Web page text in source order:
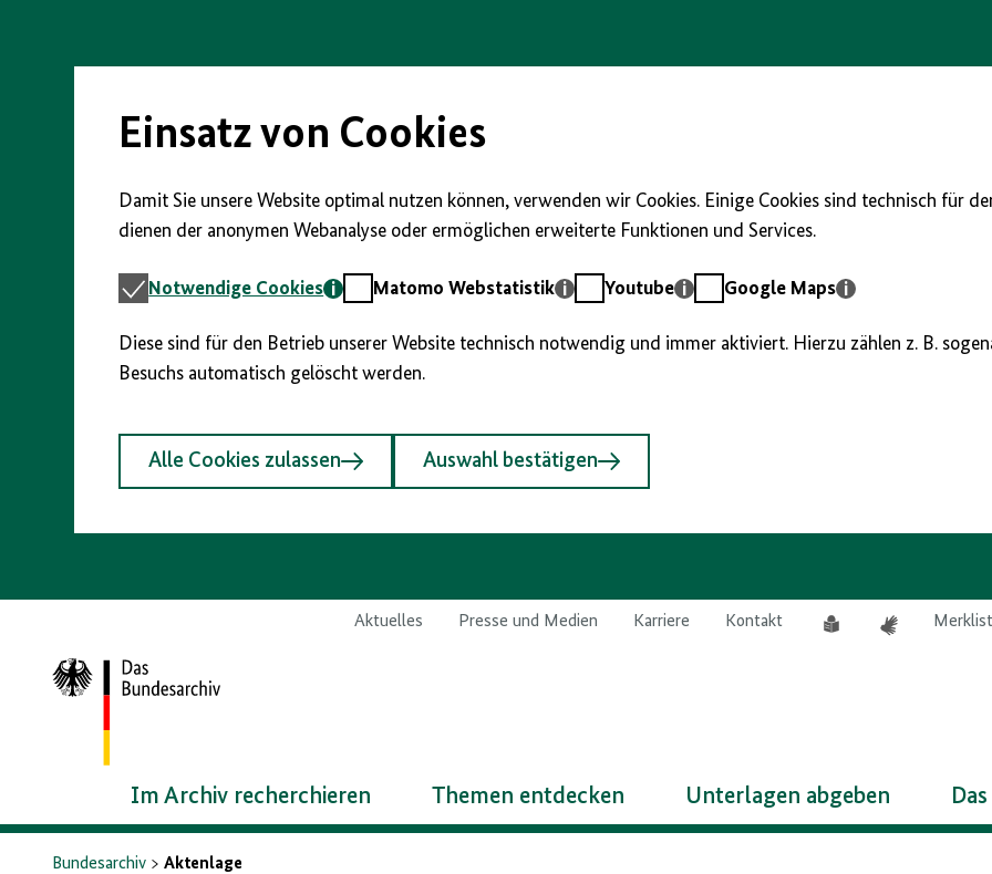
Seiteninhalt
Einsatz von Cookies
Damit Sie unsere Website optimal nutzen können, verwenden wir Cookies. Einige Cookies sind technisch für
dienen der anonymen Webanalyse oder ermöglichen erweiterte Funktionen und Services.
Notwendige
Notwendige Cookies
MatomoMatomo Webstatistik YoutubeYoutube
GoogleGoogle Maps
Diese sind für den Betrieb unserer Website technisch notwendig und immer aktiviert. Hierzu zählen z. B.
Besuchs automatisch gelöscht werden.
Alle Cookies zulassen Auswahl bestätigen
Aktuelles Presse und Medien Karriere Kontakt
Leichte
Zur
Startseite
Im Archiv recherchieren Themen entdecken Unterlagen abgeben
Bundesarchiv Aktenlage